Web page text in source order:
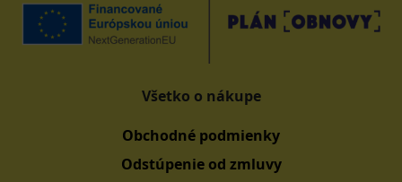
Všetko o nákupe
Obchodné podmienky
Odstúpenie od zmluvy